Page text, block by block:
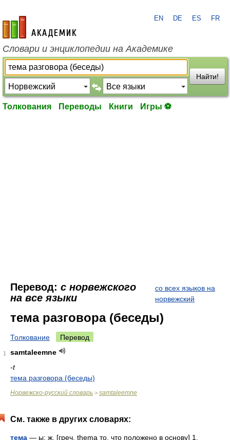
academic.ru
EN DE ES FR
Словари и энциклопедии на Академике
Найти!
Толкования Переводы Книги Игры ⚽
Перевод: с норвежского
на все языки
со всех языков на
норвежский
тема разговора (беседы)
Толкование Перевод
1
samtaleemne
-t
тема разговора (беседы)
Норвежско-русский словарь > samtaleemne
См. также в других словарях:
тема — ы; ж. [греч. thema то, что положено в основу] 1.